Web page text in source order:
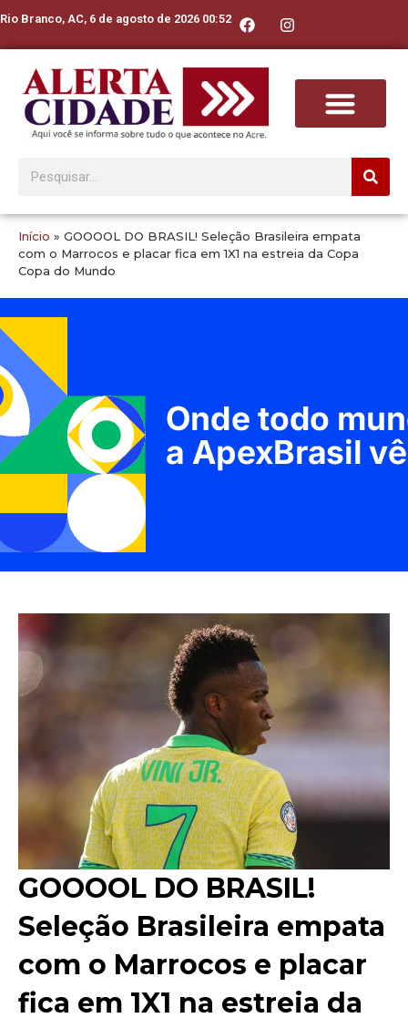
Rio Branco, AC, 6 de agosto de 2026 00:52
Início » GOOOOL DO BRASIL! Seleção Brasileira empata
com o Marrocos e placar fica em 1X1 na estreia da Copa
Copa do Mundo
GOOOOL DO BRASIL!
Seleção Brasileira empata
com o Marrocos e placar
fica em 1X1 na estreia da